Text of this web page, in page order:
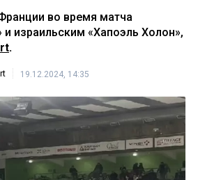
во время матча
израильским «Хапоэль Холон»,
.
19.12.2024, 14:35